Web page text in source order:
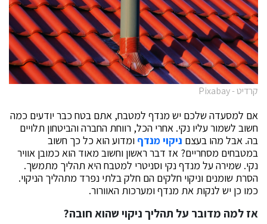
קרדיט - Pixabay
אם למסעדה שלכם יש מנדף למטבח, אתם בטח כבר יודעים כמה
חשוב לשמור עליו נקי. אחרי הכל, רווחת החברה והביטחון תלויים
בה. אבל מהו בעצם ניקוי מנדף ומדוע הוא כל כך חשוב
במטבחים מסחריים? אז דבר ראשון וחשוב מאוד הוא כמובן אוויר
נקי. שמירה על מנדף נקי וסניטרי למטבח היא תהליך מתמשך.
הסרת שומנים וניקוי חלקים הם חלק בלתי נפרד מתהליך הניקוי.
כמו כן יש לנקות את מנדף ומערכות האוורור.
אז למה מדובר על תהליך ניקוי שהוא חובה?